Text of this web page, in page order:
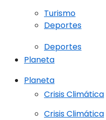
Deportes
Planeta
Crisis Climática
Turismo
Deportes
Planeta
Crisis Climática